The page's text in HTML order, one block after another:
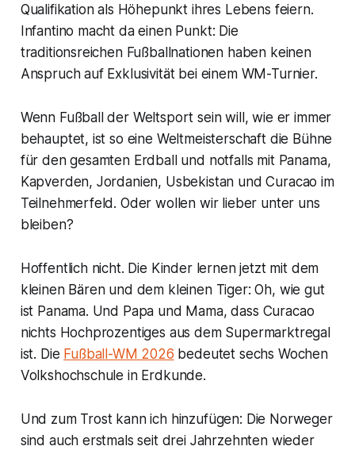
Qualifikation als Höhepunkt ihres Lebens feiern.
Infantino macht da einen Punkt: Die
traditionsreichen Fußballnationen haben keinen
Anspruch auf Exklusivität bei einem WM-Turnier.
Wenn Fußball der Weltsport sein will, wie er immer
behauptet, ist so eine Weltmeisterschaft die Bühne
für den gesamten Erdball und notfalls mit Panama,
Kapverden, Jordanien, Usbekistan und Curacao im
Teilnehmerfeld. Oder wollen wir lieber unter uns
bleiben?
Hoffentlich nicht. Die Kinder lernen jetzt mit dem
kleinen Bären und dem kleinen Tiger: Oh, wie gut
ist Panama. Und Papa und Mama, dass Curacao
nichts Hochprozentiges aus dem Supermarktregal
ist. Die Fußball-WM 2026 bedeutet sechs Wochen
Volkshochschule in Erdkunde.
Und zum Trost kann ich hinzufügen: Die Norweger
sind auch erstmals seit drei Jahrzehnten wieder